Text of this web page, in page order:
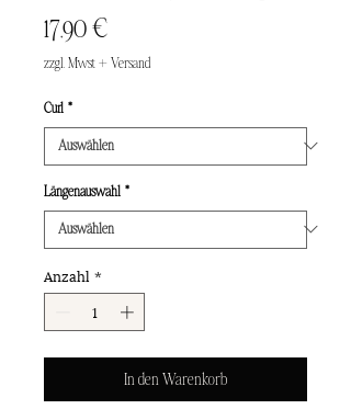
17,90 €Preis
zzgl. Mwst + Versand
Curl *
Längenauswahl *
Anzahl *
In den Warenkorb